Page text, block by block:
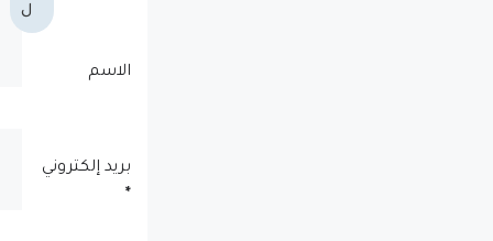
ل
الاسم
بريد إلكتروني
*